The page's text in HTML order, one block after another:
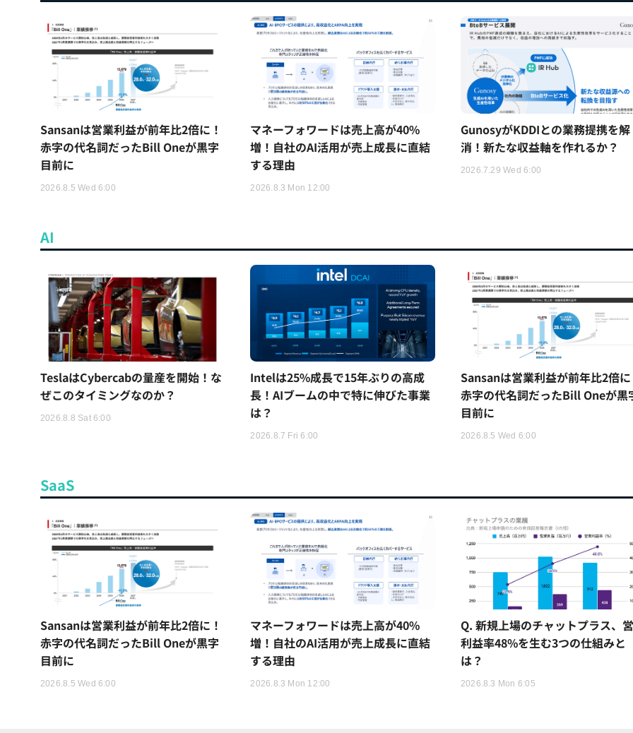
Sansanは営業利益が前年比2倍に！
赤字の代名詞だったBill Oneが黒字
目前に
2026.8.5 Wed 6:00
マネーフォワードは売上高が40%
増！自社のAI活用が売上成長に直結
する理由
2026.8.3 Mon 12:00
GunosyがKDDIとの業務提携を解
消！新たな収益軸を作れるか？
2026.7.29 Wed 6:00
AI
TeslaはCybercabの量産を開始！な
ぜこのタイミングなのか？
2026.8.8 Sat 6:00
Intelは25%成長で15年ぶりの高成
長！AIブームの中で特に伸びた事業
は？
2026.8.7 Fri 6:00
Sansanは営業利益が前年比2倍
赤字の代名詞だったBill Oneが黒
目前に
2026.8.5 Wed 6:00
SaaS
Sansanは営業利益が前年比2倍に！
赤字の代名詞だったBill Oneが黒字
目前に
2026.8.5 Wed 6:00
マネーフォワードは売上高が40%
増！自社のAI活用が売上成長に直結
する理由
2026.8.3 Mon 12:00
Q. 新規上場のチャットプラス、
利益率48%を生む3つの仕組みと
は？
2026.8.3 Mon 6:05